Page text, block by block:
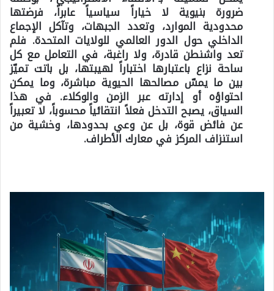
ضرورة بنيوية لا خياراً سياسياً عابراً، فرضتها
محدودية الموارد، وتعدد الجبهات، وتآكل الإجماع
الداخلي حول الدور العالمي للولايات المتحدة. فلم
تعد واشنطن قادرة، ولا راغبة، في التعامل مع كل
ساحة نزاع باعتبارها اختباراً لهيبتها، بل باتت تميّز
بين ما يمسّ مصالحها الحيوية مباشرة، وما يمكن
احتواؤه أو إدارته عبر الزمن والوكلاء. في هذا
السياق، يصبح التدخل فعلاً انتقائياً محسوباً، لا تعبيراً
عن فائض قوة، بل عن وعي بحدودها، وخشية من
استنزاف المركز في معارك الأطراف.